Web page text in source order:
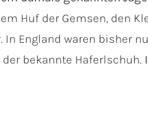
Huf der Gemsen, den
England waren bisher
bekannte Haferlschuh.